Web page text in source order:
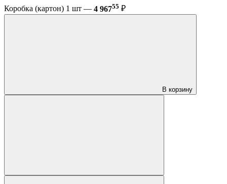
Коробка (картон) 1 шт — 4 96755 ₽
В корзину